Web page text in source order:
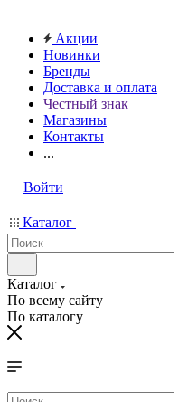
Акции
Новинки
Бренды
Доставка и оплата
Честный знак
Магазины
Контакты
...
Войти
Каталог
Каталог
По всему сайту
По каталогу